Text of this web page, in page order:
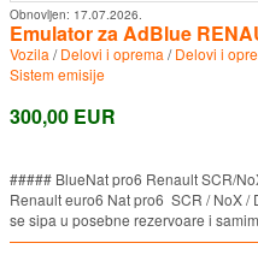
Obnovljen: 17.07.2026.
Emulator za AdBlue
Vozila /Delovi i oprema /Delovi i
Sistem emisije
300,00 EUR
##### BlueNat pro6 Renault SCR/
Renault euro6 Nat pro6 SCR / NoX /
se sipa u posebne rezervoare i